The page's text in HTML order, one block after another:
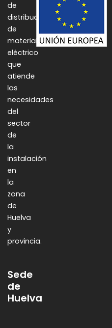
de
distribución
de
material
eléctrico
que
atiende
las
necesidades
del
sector
de
la
instalación
en
la
zona
de
Huelva
y
provincia.
Sede
de
Huelva